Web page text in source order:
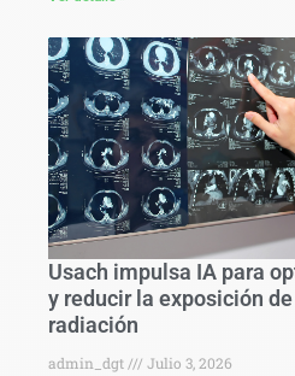
Usach impulsa IA para
y reducir la exposición
radiación
admin_dgt Julio 3, 2026